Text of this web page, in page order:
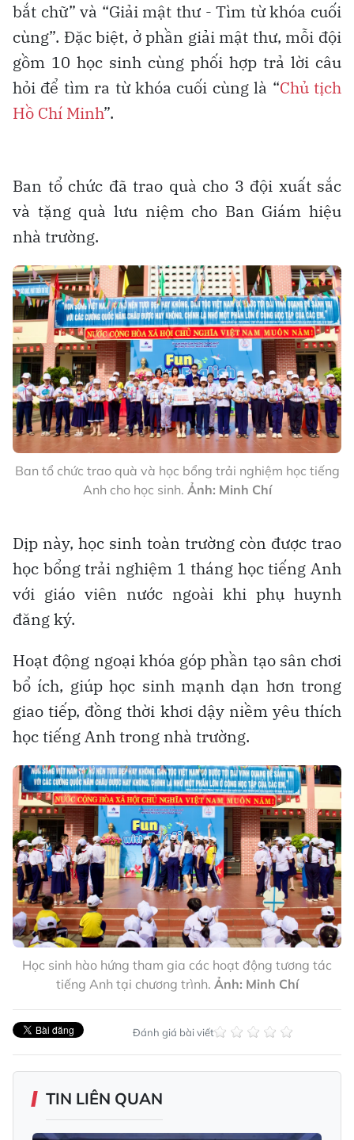
bắt chữ” và “Giải mật thư - Tìm từ khóa cuối
cùng”. Đặc biệt, ở phần giải mật thư, mỗi đội
gồm 10 học sinh cùng phối hợp trả lời câu
hỏi để tìm ra từ khóa cuối cùng là “Chủ tịch
Hồ Chí Minh”.
Ban tổ chức đã trao quà cho 3 đội xuất sắc
và tặng quà lưu niệm cho Ban Giám hiệu
nhà trường.
Ban tổ chức trao quà và học bổng trải nghiệm học tiếng
Anh cho học sinh. Ảnh: Minh Chí
Dịp này, học sinh toàn trường còn được trao
học bổng trải nghiệm 1 tháng học tiếng Anh
với giáo viên nước ngoài khi phụ huynh
đăng ký.
Hoạt động ngoại khóa góp phần tạo sân chơi
bổ ích, giúp học sinh mạnh dạn hơn trong
giao tiếp, đồng thời khơi dậy niềm yêu thích
học tiếng Anh trong nhà trường.
Học sinh hào hứng tham gia các hoạt động tương tác
tiếng Anh tại chương trình. Ảnh: Minh Chí
Đánh giá bài viết
TIN LIÊN QUAN